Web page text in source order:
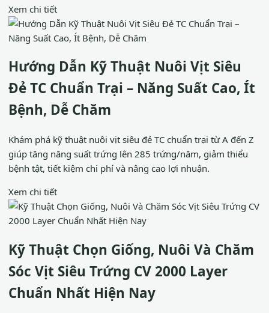
Xem chi tiết
Hướng Dẫn Kỹ Thuật Nuôi Vịt Siêu
Đẻ TC Chuẩn Trại – Năng Suất Cao, Ít
Bệnh, Dễ Chăm
Khám phá kỹ thuật nuôi vịt siêu đẻ TC chuẩn trại từ A đến Z
giúp tăng năng suất trứng lên 285 trứng/năm, giảm thiểu
bệnh tật, tiết kiệm chi phí và nâng cao lợi nhuận.
Xem chi tiết
Kỹ Thuật Chọn Giống, Nuôi Và Chăm
Sóc Vịt Siêu Trứng CV 2000 Layer
Chuẩn Nhất Hiện Nay